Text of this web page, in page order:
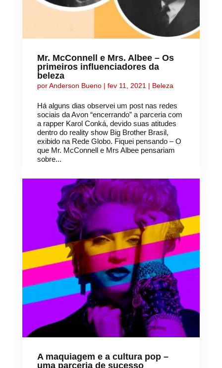
Mr. McConnell e Mrs. Albee – Os
primeiros influenciadores da
beleza
porAnderson Bueno| fev 11, 2021 | Beleza
Há alguns dias observei um post nas redes
sociais da Avon “encerrando” a parceria com
a rapper Karol Conká, devido suas atitudes
dentro do reality show Big Brother Brasil,
exibido na Rede Globo. Fiquei pensando – O
que Mr. McConnell e Mrs Albee pensariam
sobre...
A maquiagem e a cultura pop –
uma parceria de sucesso